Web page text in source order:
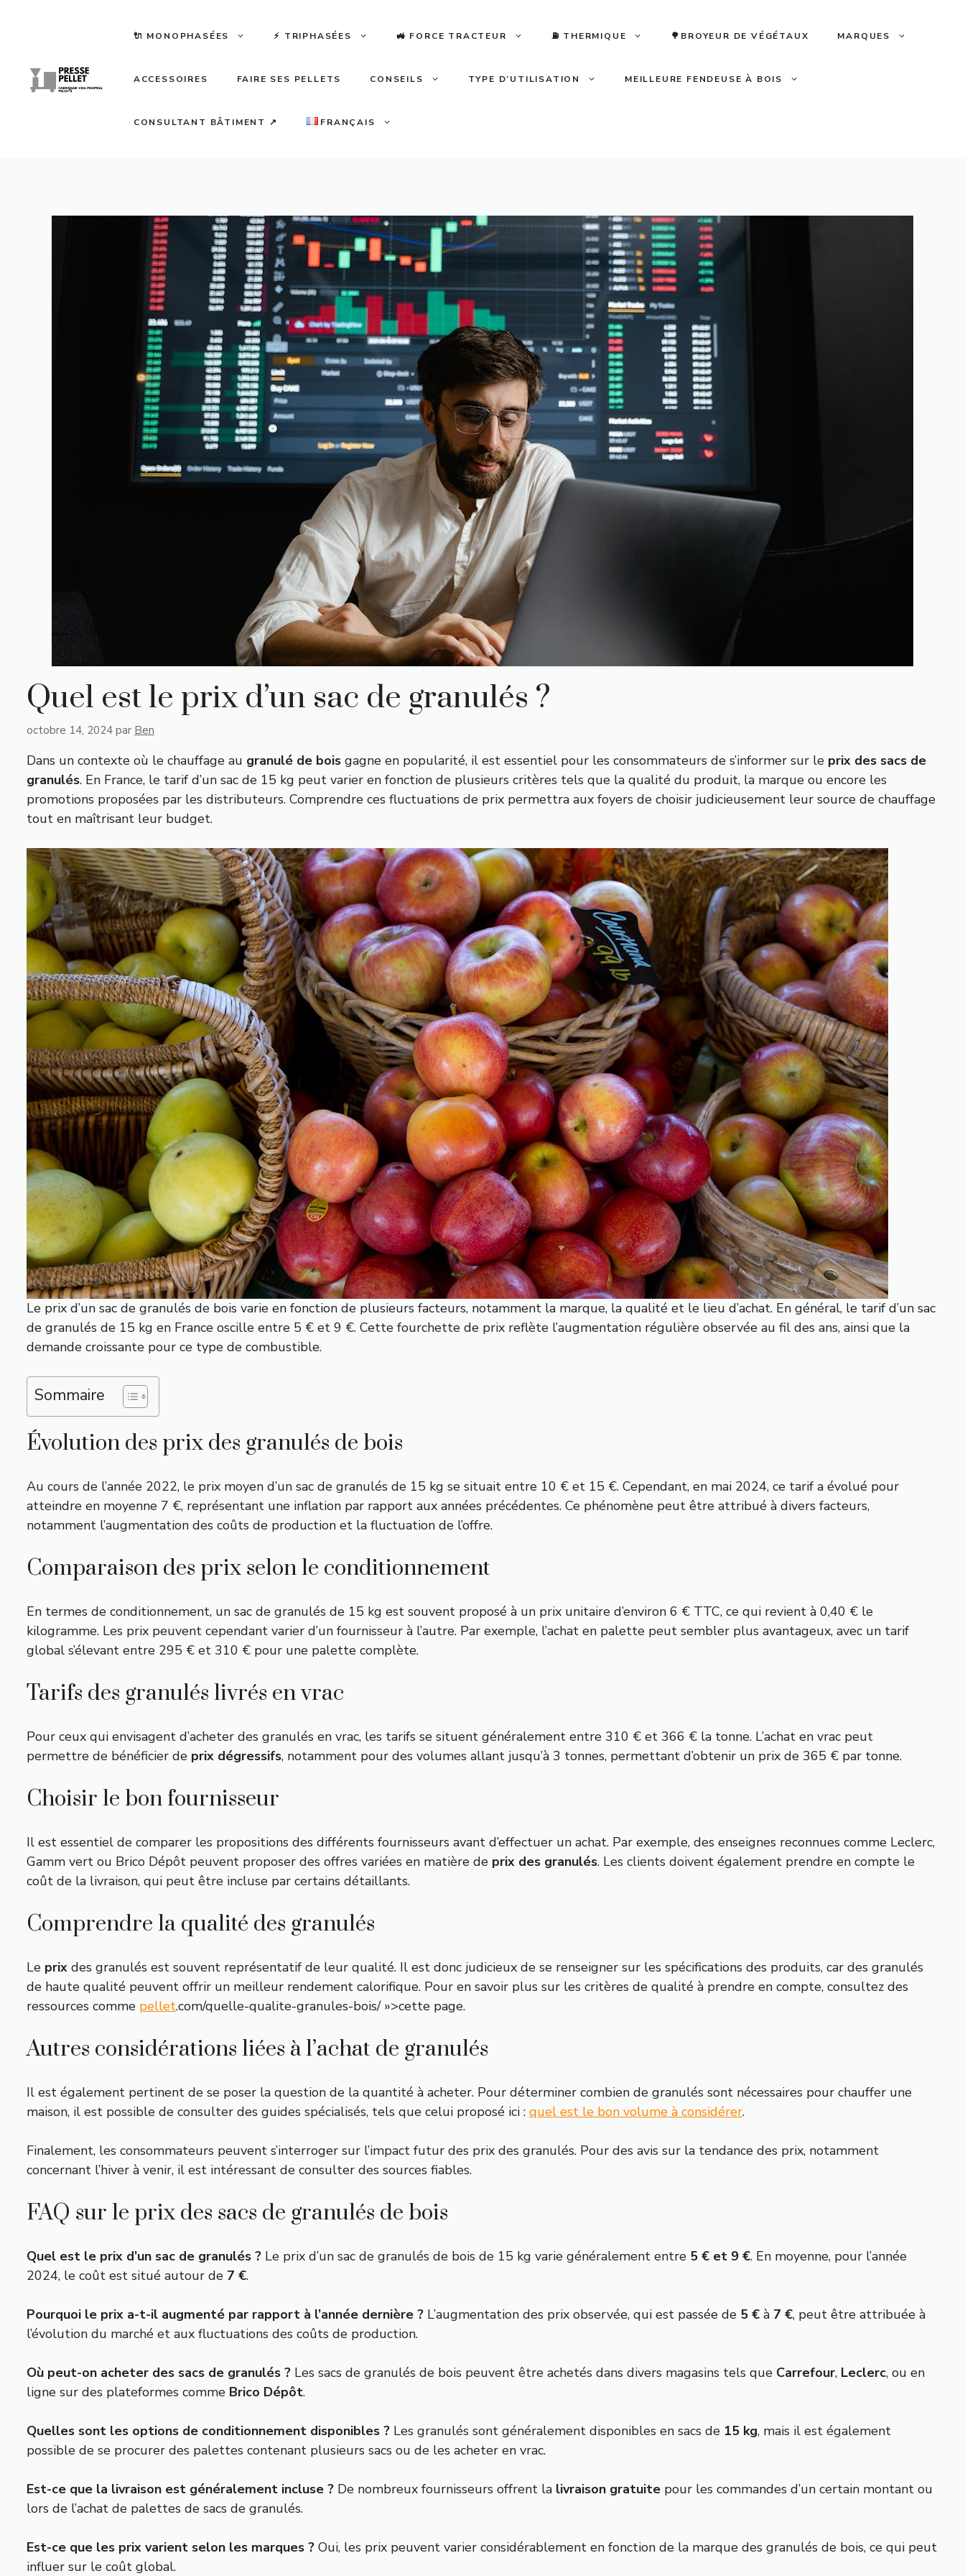
🔌 MONOPHASÉES ⚡️ TRIPHASÉES 🚜 FORCE TRACTEUR ⛽️ THERMIQUE 🌳BROYEUR DE VÉGÉTAUX MARQUES
ACCESSOIRES FAIRE SES PELLETS CONSEILS TYPE D’UTILISATION MEILLEURE FENDEUSE À BOIS
CONSULTANT BÂTIMENT ↗ FRANÇAIS
Quel est le prix d’un sac de granulés ?
octobre 14, 2024 par Ben
Dans un contexte où le chauffage au granulé de bois gagne en popularité, il est essentiel pour les consommateurs de s’informer sur le prix des sacs de
granulés. En France, le tarif d’un sac de 15 kg peut varier en fonction de plusieurs critères tels que la qualité du produit, la marque ou encore les
promotions proposées par les distributeurs. Comprendre ces fluctuations de prix permettra aux foyers de choisir judicieusement leur source de chauffage
tout en maîtrisant leur budget.
Le prix d’un sac de granulés de bois varie en fonction de plusieurs facteurs, notamment la marque, la qualité et le lieu d’achat. En général, le tarif d’un sac
de granulés de 15 kg en France oscille entre 5 € et 9 €. Cette fourchette de prix reflète l’augmentation régulière observée au fil des ans, ainsi que la
demande croissante pour ce type de combustible.
Sommaire
Évolution des prix des granulés de bois
Au cours de l’année 2022, le prix moyen d’un sac de granulés de 15 kg se situait entre 10 € et 15 €. Cependant, en mai 2024, ce tarif a évolué pour
atteindre en moyenne 7 €, représentant une inflation par rapport aux années précédentes. Ce phénomène peut être attribué à divers facteurs,
notamment l’augmentation des coûts de production et la fluctuation de l’offre.
Comparaison des prix selon le conditionnement
En termes de conditionnement, un sac de granulés de 15 kg est souvent proposé à un prix unitaire d’environ 6 € TTC, ce qui revient à 0,40 € le
kilogramme. Les prix peuvent cependant varier d’un fournisseur à l’autre. Par exemple, l’achat en palette peut sembler plus avantageux, avec un tarif
global s’élevant entre 295 € et 310 € pour une palette complète.
Tarifs des granulés livrés en vrac
Pour ceux qui envisagent d’acheter des granulés en vrac, les tarifs se situent généralement entre 310 € et 366 € la tonne. L’achat en vrac peut
permettre de bénéficier de prix dégressifs, notamment pour des volumes allant jusqu’à 3 tonnes, permettant d’obtenir un prix de 365 € par tonne.
Choisir le bon fournisseur
Il est essentiel de comparer les propositions des différents fournisseurs avant d’effectuer un achat. Par exemple, des enseignes reconnues comme Leclerc,
Gamm vert ou Brico Dépôt peuvent proposer des offres variées en matière de prix des granulés. Les clients doivent également prendre en compte le
coût de la livraison, qui peut être incluse par certains détaillants.
Comprendre la qualité des granulés
Le prix des granulés est souvent représentatif de leur qualité. Il est donc judicieux de se renseigner sur les spécifications des produits, car des granulés
de haute qualité peuvent offrir un meilleur rendement calorifique. Pour en savoir plus sur les critères de qualité à prendre en compte, consultez des
ressources comme pellet.com/quelle-qualite-granules-bois/ »>cette page.
Autres considérations liées à l’achat de granulés
Il est également pertinent de se poser la question de la quantité à acheter. Pour déterminer combien de granulés sont nécessaires pour chauffer une
maison, il est possible de consulter des guides spécialisés, tels que celui proposé ici : quel est le bon volume à considérer.
Finalement, les consommateurs peuvent s’interroger sur l’impact futur des prix des granulés. Pour des avis sur la tendance des prix, notamment
concernant l’hiver à venir, il est intéressant de consulter des sources fiables.
FAQ sur le prix des sacs de granulés de bois
Quel est le prix d’un sac de granulés ? Le prix d’un sac de granulés de bois de 15 kg varie généralement entre 5 € et 9 €. En moyenne, pour l’année
2024, le coût est situé autour de 7 €.
Pourquoi le prix a-t-il augmenté par rapport à l’année dernière ? L’augmentation des prix observée, qui est passée de 5 € à 7 €, peut être attribuée à
l’évolution du marché et aux fluctuations des coûts de production.
Où peut-on acheter des sacs de granulés ? Les sacs de granulés de bois peuvent être achetés dans divers magasins tels que Carrefour, Leclerc, ou en
ligne sur des plateformes comme Brico Dépôt.
Quelles sont les options de conditionnement disponibles ? Les granulés sont généralement disponibles en sacs de 15 kg, mais il est également
possible de se procurer des palettes contenant plusieurs sacs ou de les acheter en vrac.
Est-ce que la livraison est généralement incluse ? De nombreux fournisseurs offrent la livraison gratuite pour les commandes d’un certain montant ou
lors de l’achat de palettes de sacs de granulés.
Est-ce que les prix varient selon les marques ? Oui, les prix peuvent varier considérablement en fonction de la marque des granulés de bois, ce qui peut
influer sur le coût global.